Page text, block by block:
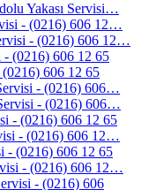
Yakası Servisi…
- (0216) 606 12…
- (0216) 606 12…
(0216) 606 12 65
606 12 65
- (0216) 606…
- (0216) 606…
- (0216) 606 12 65
- (0216) 606 12…
- (0216) 606 12 65
- (0216) 606 12…
- (0216) 606